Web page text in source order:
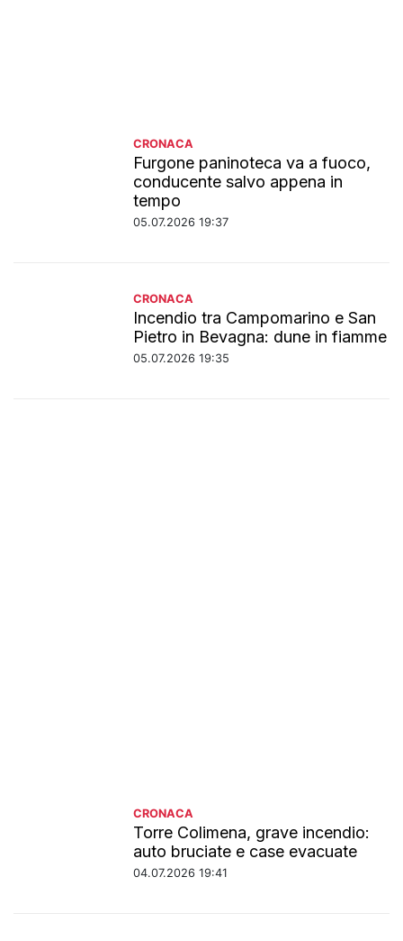
CRONACA
Furgone paninoteca va a fuoco,
conducente salvo appena in
tempo
05.07.2026 19:37
CRONACA
Incendio tra Campomarino e San
Pietro in Bevagna: dune in fiamme
05.07.2026 19:35
CRONACA
Torre Colimena, grave incendio:
auto bruciate e case evacuate
04.07.2026 19:41